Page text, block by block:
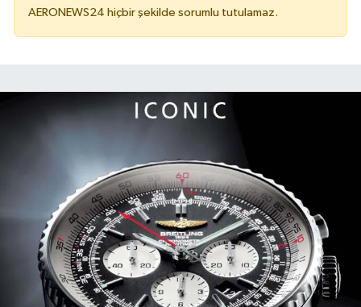
AERONEWS24 hiçbir şekilde sorumlu tutulamaz.